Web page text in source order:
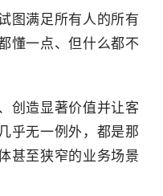
图满足所有人的所有
懂一点、但什么都不
创造显著价值并让客
乎无一例外，都是那
甚至狭窄的业务场景